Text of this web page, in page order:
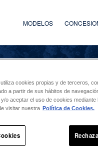
MODELOS
cookies propias y de terceros,
a partir de sus hábitos de
o aceptar el uso de cookies
visitar nuestra Política de Cookies.